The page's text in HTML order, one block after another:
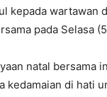
kepada wartawan
pada Selasa
natal bersama
kedamaian di hati